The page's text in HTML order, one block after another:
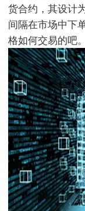
货合约，其设计
间隔在市场中下
格如何交易的吧。